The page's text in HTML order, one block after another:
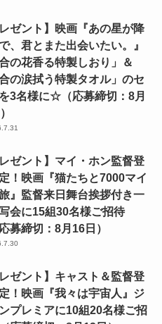
レゼント】映画『あの星が降
、君とまた出会いたい。』
合の花香る特製しおり」＆
合の涙拭う特製タオル」のセ
3名様に☆（応募締切：8月
レゼント】マイ・ホン監督登
！映画『猫たちと7000マイ
』監督来日舞台挨拶付き一
会に15組30名様ご招待
募締切：8月16日）
レゼント】キャスト＆監督登
！映画『我々は宇宙人』ジ
プレミアに10組20名様ご招